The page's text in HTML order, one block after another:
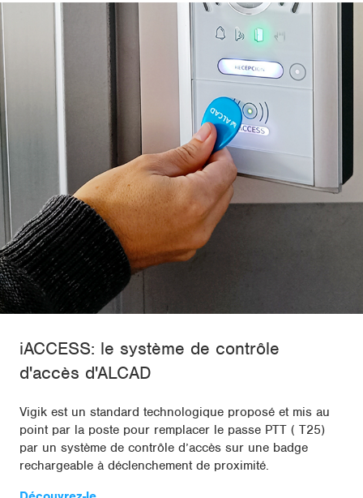
iACCESS: le système de contrôle
d'accès d'ALCAD
Vigik est un standard technologique proposé et mis au
point par la poste pour remplacer le passe PTT ( T25)
par un système de contrôle d’accès sur une badge
rechargeable à déclenchement de proximité.